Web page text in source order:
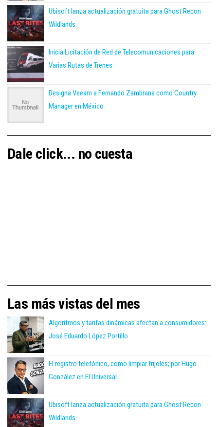
Ubisoft lanza actualización gratuita para Ghost Recon
Wildlands
Inicia Licitación de Red de Telecomunicaciones para
Varias Rutas de Trenes
Designa Veeam a Fernando Zambrana como Country
Manager en México
Dale click... no cuesta
Las más vistas del mes
Algoritmos y tarifas dinámicas afectan a consumidores:
José Eduardo López Portillo
El registro telefónico, como limpiar frijoles; por Hugo
González en El Universal
Ubisoft lanza actualización gratuita para Ghost Recon
Wildlands